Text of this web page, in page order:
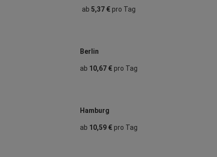
ab 5,37 €pro Tag
Berlin
ab 10,67 €pro Tag
Hamburg
ab 10,59 €pro Tag